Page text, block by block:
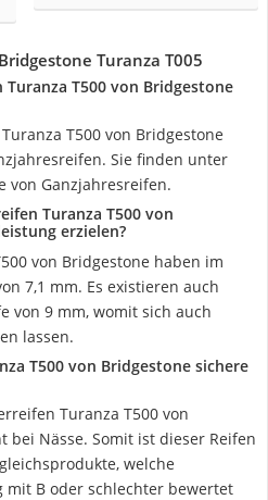
Turanza T005
T500 von Bridgestone
T500 von Bridgestone
Sie finden unter
von Ganzjahresreifen.
Turanza T500 von
erzielen?
von Bridgestone haben im
7,1 mm. Es existieren auch
von 9 mm, womit sich auch
lassen.
T500 von Bridgestone sichere
Turanza T500 von
bei Nässe. Somit ist dieser Reifen
welche
B oder schlechter bewertet